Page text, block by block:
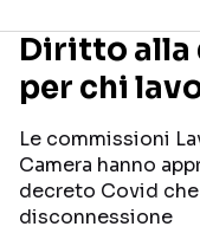
Diritto alla
per chi
Le commissioni
Camera hanno
decreto Covid
disconnessione